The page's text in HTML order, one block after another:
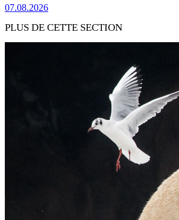
07.08.2026
PLUS DE CETTE SECTION